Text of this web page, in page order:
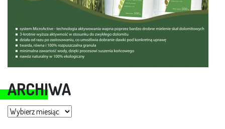
ARCHIWA
Archiwa